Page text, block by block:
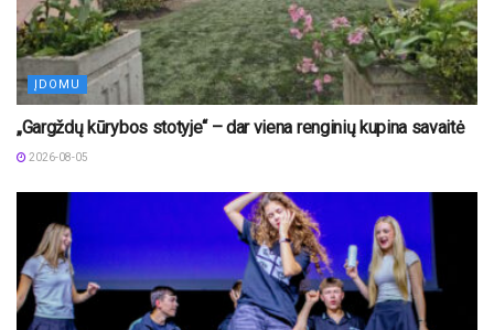
ĮDOMU
„Gargždų kūrybos stotyje“ – dar viena renginių kupina savaitė
2026-08-05